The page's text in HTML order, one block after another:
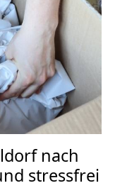
nach
stressfrei